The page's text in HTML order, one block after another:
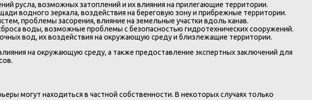
русла, возможных затоплений и их влияния на прилегающие территории.
водного зеркала, воздействия на береговую зону и прибрежные территории.
проблемы засорения, влияние на земельные участки вдоль канав.
воды, возможные проблемы с безопасностью гидротехнических сооружений.
вод, их воздействия на окружающую среду и близлежащие территории.
на окружающую среду, а также предоставление экспертных заключений для
могут находиться в частной собственности. В некоторых случаях только